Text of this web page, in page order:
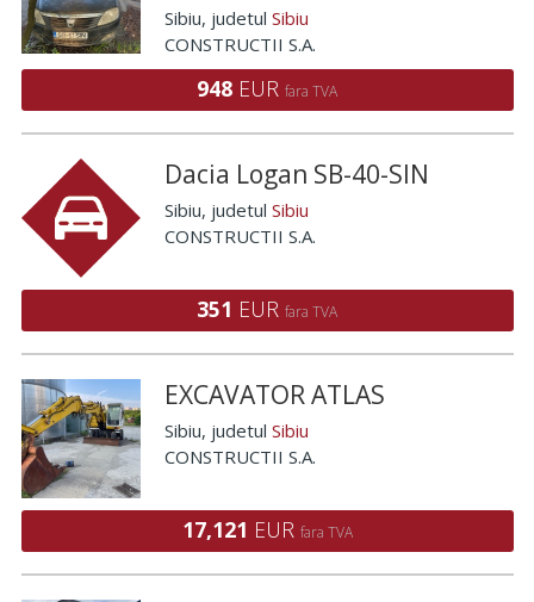
Sibiu, judetul Sibiu
CONSTRUCTII S.A.
948 EUR fara TVA
Dacia Logan SB-40-SIN
Sibiu, judetul Sibiu
CONSTRUCTII S.A.
351 EUR fara TVA
EXCAVATOR ATLAS
Sibiu, judetul Sibiu
CONSTRUCTII S.A.
17,121 EUR fara TVA